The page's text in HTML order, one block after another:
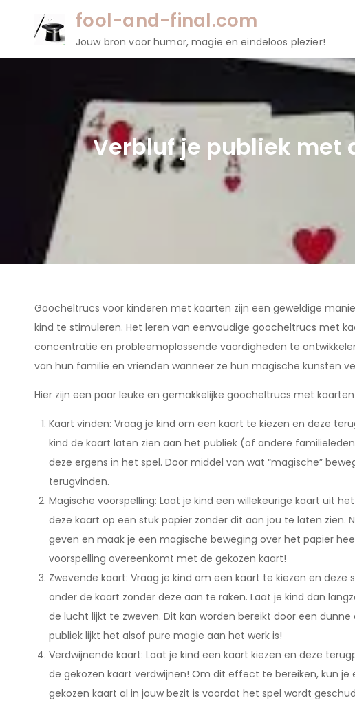
fool-and-final.com
Jouw bron voor humor, magie en eindeloos plezier!
Verbluf je publiek met
Goocheltrucs voor kinderen met kaarten zijn een geweldige
kind te stimuleren. Het leren van eenvoudige goocheltrucs met
concentratie en probleemoplossende vaardigheden te
van hun familie en vrienden wanneer ze hun magische kunsten
Hier zijn een paar leuke en gemakkelijke goocheltrucs met
Kaart vinden: Vraag je kind om een kaart te kiezen en deze
kind de kaart laten zien aan het publiek (of andere
deze ergens in het spel. Door middel van wat “magische”
terugvinden.
Magische voorspelling: Laat je kind een willekeurige kaart uit
deze kaart op een stuk papier zonder dit aan jou te laten
geven en maak je een magische beweging over het papier
voorspelling overeenkomt met de gekozen kaart!
Zwevende kaart: Vraag je kind om een kaart te kiezen en
onder de kaart zonder deze aan te raken. Laat je kind dan
de lucht lijkt te zweven. Dit kan worden bereikt door een
publiek lijkt het alsof pure magie aan het werk is!
Verdwijnende kaart: Laat je kind een kaart kiezen en deze
de gekozen kaart verdwijnen! Om dit effect te bereiken, kun
gekozen kaart al in jouw bezit is voordat het spel wordt